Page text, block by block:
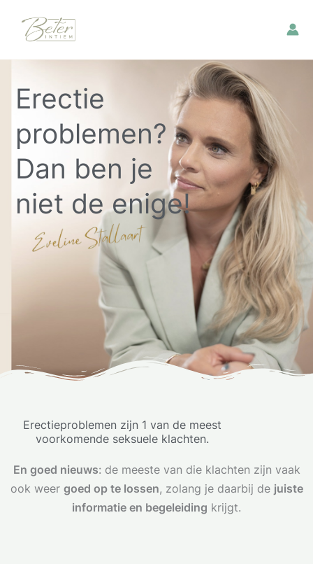
Erectie
problemen?
Dan ben je
niet de enige!
Erectieproblemen zijn 1 van de meest
voorkomende seksuele klachten.
En goed nieuws: de meeste van die klachten zijn vaak
ook weer goed op te lossen, zolang je daarbij de juiste
informatie en begeleiding krijgt.